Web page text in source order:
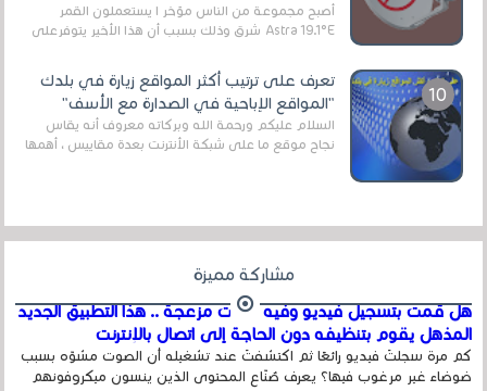
أصبح مجموعة من الناس مؤخر ا يستعملون القمر
Astra 19.1°E شرق وذلك بسبب أن هذا الأخير يتوفرعلى
تعرف على ترتيب أكثر المواقع زيارة في بلدك
"المواقع الإباحية في الصدارة مع الأسف"
السلام عليكم ورحمة الله وبركاته معروف أنه يقاس
نجاح موقع ما على شبكة الأنترنت بعدة مقاييس ، أهمها
مشاركة مميزة
هل قمت بتسجيل فيديو وفيه أصوت مزعجة .. هذا التطبيق الجديد
المذهل يقوم بتنظيفه دون الحاجة إلى اتصال بالإنترنت
كم مرة سجلتَ فيديو رائعًا ثم اكتشفتَ عند تشغيله أن الصوت مشوّه بسبب
ضوضاء غير مرغوب فيها؟ يعرف صُنّاع المحتوى الذين ينسون ميكروفونهم